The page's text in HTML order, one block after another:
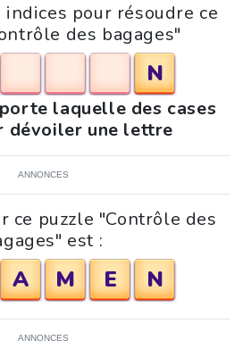
pour résoudre ce
des bagages"
N
laquelle des cases
dévoiler une lettre
ANNONCES
ce puzzle "Contrôle des
est :
A M E N
ANNONCES